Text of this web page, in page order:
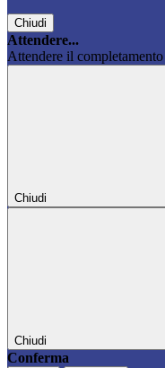
Chiudi
Attendere...
Attendere il
Chiudi
Chiudi
Conferma